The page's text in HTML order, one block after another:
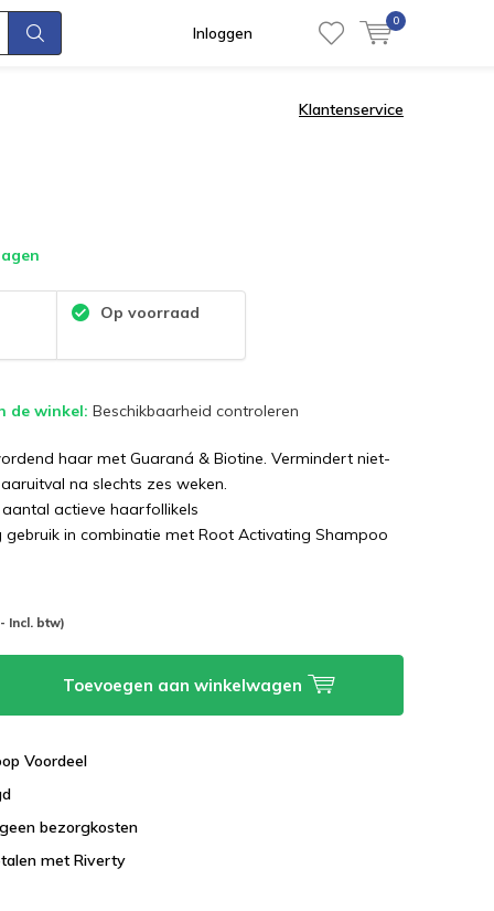
Inloggen
0
Klantenservice
Op voorraad
de winkel:Beschikbaarheid controleren
haar met Guaraná & Biotine. Vermindert niet-
na slechts zes weken.
actieve haarfollikels
gebruik in combinatie met Root Activating Shampoo
Incl. btw)
Toevoegen aan winkelwagen
Voordeel
bezorgkosten
met Riverty